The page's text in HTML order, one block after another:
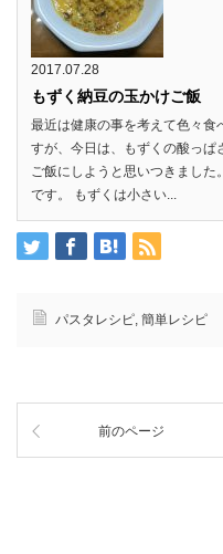
2017.07.28
もずく納豆の玉かけご飯
最近は健康の事を考えて色々食
すが、今日は、もずくの酸っぱ
ご飯にしようと思いつきました
です。 もずくは小さい...
パスタレシピ, 簡単レシピ
前のページ